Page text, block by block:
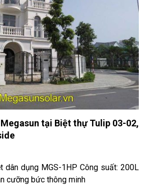
tại Biệt thự Tulip 03-02,
dân dụng MGS-1HP Công suất: 200L
cưỡng bức thông minh